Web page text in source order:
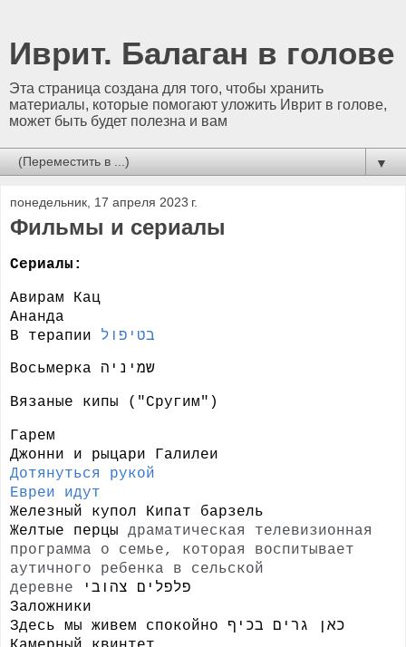
Иврит. Балаган в голове
Эта страница создана для того, чтобы хранить
материалы, которые помогают уложить Иврит в голове,
может быть будет полезна и вам
▼
понедельник, 17 апреля 2023 г.
Фильмы и сериалы
Сериалы:
Авирам Кац
Ананда
בטיפול
Восьмерка שמיניה
Вязаные кипы ("Сругим")
Гарем
Джонни и рыцари Галилеи
Дотянуться рукой
Евреи идут
Железный купол Кипат барзель
Желтые перцы драматическая телевизионная
программа о семье, которая воспитывает
аутичного ребенка в сельской
деревне
Заложники
Здесь мы живем спокойно כאן גרים בכיף